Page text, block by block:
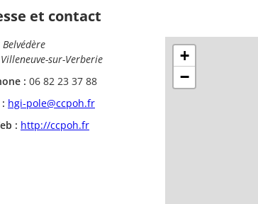
et contact
Belvédère
sur-Verberie
: 06 82 23 37 88
hgi-pole@ccpoh.fr
: http://ccpoh.fr
+
−